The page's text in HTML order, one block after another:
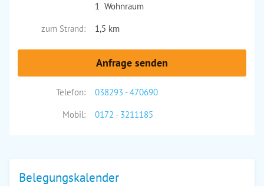
1 Wohnraum
zum Strand:
1,5 km
Anfrage senden
Telefon:
038293 - 470690
Mobil:
0172 - 3211185
Belegungskalender